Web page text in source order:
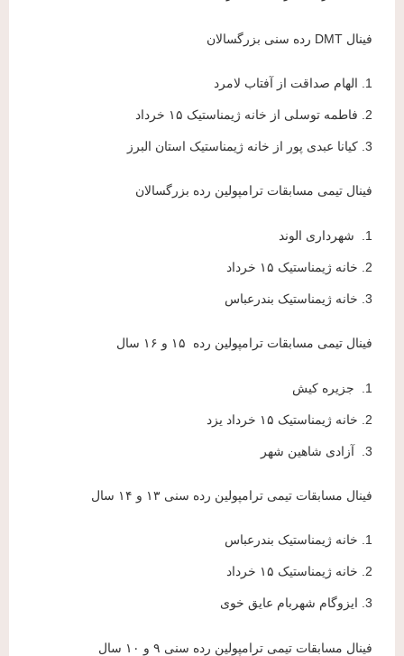
فینال DMT رده سنی بزرگسالان
1. الهام صداقت از آفتاب لامرد
2. فاطمه توسلی از خانه ژیمناستیک ۱۵ خرداد
3. کیانا عبدی پور از خانه ژیمناستیک استان البرز
فینال تیمی مسابقات ترامپولین رده بزرگسالان
1. شهرداری الوند
2. خانه ژیمناستیک ۱۵ خرداد
3. خانه ژیمناستیک بندرعباس
فینال تیمی مسابقات ترامپولین رده ۱۵ و ۱۶ سال
1. جزیره کیش
2. خانه ژیمناستیک ۱۵ خرداد یزد
3. آزادی شاهین شهر
فینال مسابقات تیمی ترامپولین رده سنی ۱۳ و ۱۴ سال
1. خانه ژیمناستیک بندرعباس
2. خانه ژیمناستیک ۱۵ خرداد
3. ایزوگام شهربام عایق خوی
فینال مسابقات تیمی ترامپولین رده سنی ۹ و ۱۰ سال